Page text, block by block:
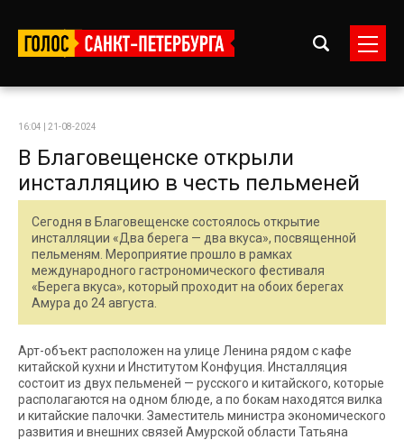
16:04 | 21-08-2024
В Благовещенске открыли
инсталляцию в честь пельменей
Сегодня в Благовещенске состоялось открытие
инсталляции «Два берега — два вкуса», посвященной
пельменям. Мероприятие прошло в рамках
международного гастрономического фестиваля
«Берега вкуса», который проходит на обоих берегах
Амура до 24 августа.
Арт-объект расположен на улице Ленина рядом с кафе
китайской кухни и Институтом Конфуция. Инсталляция
состоит из двух пельменей — русского и китайского, которые
располагаются на одном блюде, а по бокам находятся вилка
и китайские палочки. Заместитель министра экономического
развития и внешних связей Амурской области Татьяна